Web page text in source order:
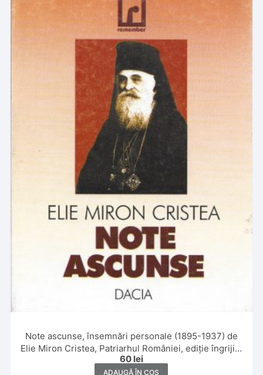
Note ascunse, însemnări personale (1895-1937) de
Elie Miron Cristea, Patriarhul României, ediție îngrijită
și notă asupra ediției de Maria și Pamfil Bilțiu, cuvânt
60 lei
ADAUGĂ ÎN COȘ